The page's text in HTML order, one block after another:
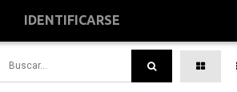
IDENTIFICARSE